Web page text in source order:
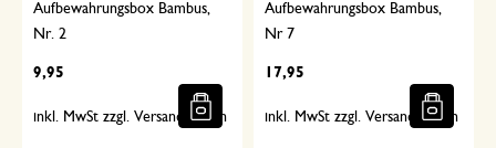
Aufbewahrungsbox Bambus,
Nr. 2
9,95
inkl. MwSt zzgl. Versandkosten
Aufbewahrungsbox Bambus,
Nr 7
17,95
inkl. MwSt zzgl. Versandkosten